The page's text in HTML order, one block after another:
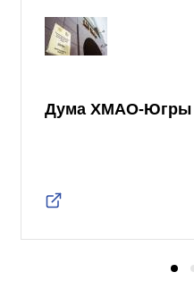
Дума ХМАО-Югры